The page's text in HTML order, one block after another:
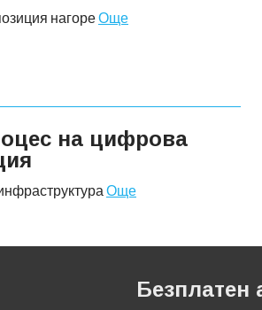
нагореОще
на цифрова
Още
Безплатен